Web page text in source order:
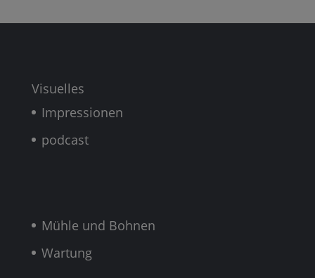
Visuelles
Impressionen
podcast
Mühle und Bohnen
Wartung